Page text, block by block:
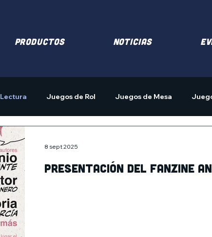
PRODUCTOS NOTICIAS
Lectura Juegos de Rol Juegos de Mesa
pRESENTACIÓN DEL fANZINE
8 sept 2025